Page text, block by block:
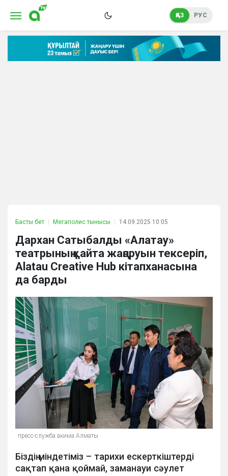
ҚАЗ РУС
Басты бет Мегаполис тынысы 14.09.2025 10:05
Дархан Сатыбалды «Алатау»
театрының қайта жаңаруын тексеріп,
Alatau Сreative Hub кітапханасына
да барды
пресс-служба акима Алматы
Біздің міндетіміз – тарихи ескерткіштерді
сақтап қана қоймай, заманауи сәулет